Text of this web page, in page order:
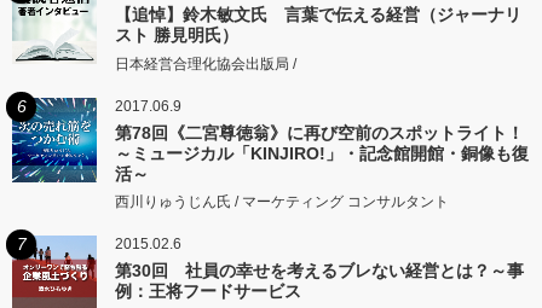
【追悼】鈴木敏文氏 言葉で伝える経営（ジャーナリ
スト 勝見明氏）
日本経営合理化協会出版局 /
6 2017.06.9
第78回《二宮尊徳翁》に再び空前のスポットライト！
～ミュージカル「KINJIRO!」・記念館開館・銅像も復
活～
西川りゅうじん氏 / マーケティング コンサルタント
7 2015.02.6
第30回 社員の幸せを考えるブレない経営とは？～事
例：王将フードサービス